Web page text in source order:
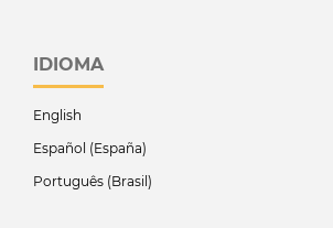
IDIOMA
English
Español (España)
Português (Brasil)